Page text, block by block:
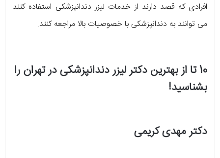
افرادی که قصد دارند از خدمات لیزر دندانپزشکی استفاده کنند
می توانند به دندانپزشکی با خصوصیات بالا مراجعه کنند.
10 تا از بهترین دکتر لیزر دندانپزشکی در تهران را
بشناسید!
دکتر مهدی کریمی